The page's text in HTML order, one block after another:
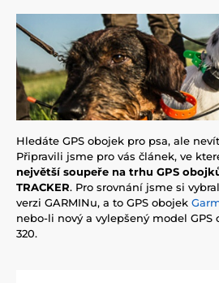
Hledáte GPS obojek pro psa, ale
Připravili jsme pro vás článek, ve
největší soupeře na trhu GPS
TRACKER. Pro srovnání jsme si
verzi GARMINu, a to GPS obojek
nebo-li nový a vylepšený model
320.